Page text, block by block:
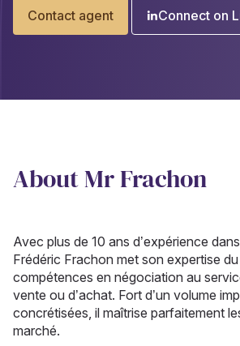
Contact agent Connect on
About Mr Frachon
Avec plus de 10 ans d’expérience dans
Frédéric Frachon met son expertise
compétences en négociation au
vente ou d’achat. Fort d’un volume
concrétisées, il maîtrise parfaitement
marché.